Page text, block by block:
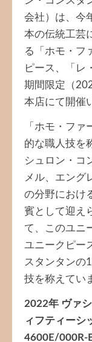
会社）は、今
本の伝統工芸
る「ホモ・フ
ピース、「レ
期間限定（
本店にて開催
「ホモ・フ
的な職人技を
シュロン・コ
メル、エング
の分野におけ
賓として迎え
て、このユニ
ユニークピー
スタンタンの
技を称えてい
2022年 ヴァ
ィフティーシ
4600E/000R-